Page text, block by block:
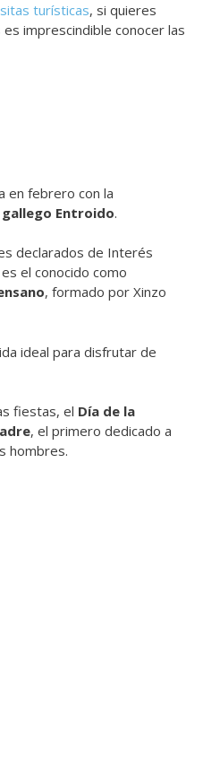
turísticas, si quieres
imprescindible conocer las
en febrero con la
gallego Entroido.
declarados de Interés
el conocido como
, formado por Xinzo
ideal para disfrutar de
fiestas, el Día de la
, el primero dedicado a
hombres.